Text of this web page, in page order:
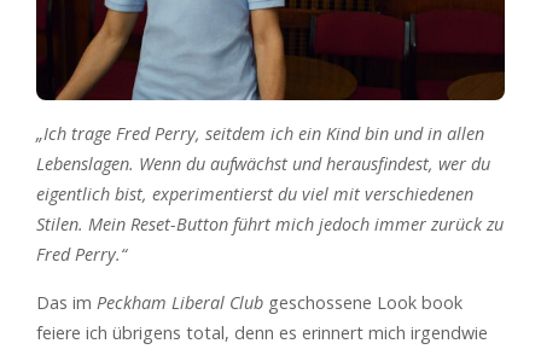
„Ich trage Fred Perry, seitdem ich ein Kind bin und in allen
Lebenslagen. Wenn du aufwächst und herausfindest, wer du
eigentlich bist, experimentierst du viel mit verschiedenen
Stilen. Mein Reset-Button führt mich jedoch immer zurück zu
Fred Perry.“
Das im Peckham Liberal Club geschossene Look book
feiere ich übrigens total, denn es erinnert mich irgendwie